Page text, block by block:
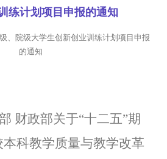
练计划项目申报的通知
、院级大学生创新创业训练计划项目申报
的通知
财政部关于“十二五”期
本科教学质量与教学改革